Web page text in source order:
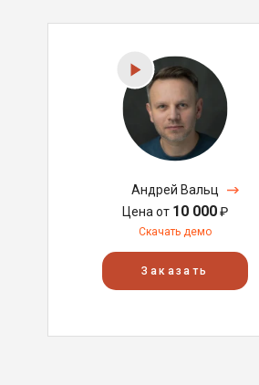
Андрей Вальц
Цена от 10 000₽
Скачать демо
Заказать